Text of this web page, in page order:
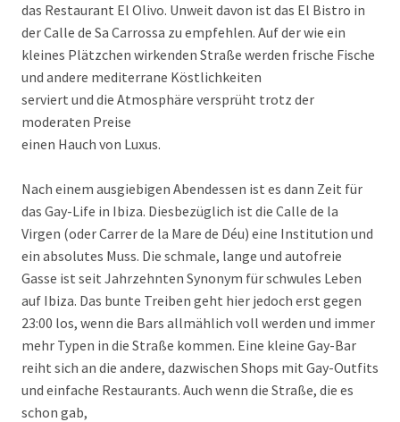
das Restaurant El Olivo. Unweit davon ist das El Bistro in
der Calle de Sa Carrossa zu empfehlen. Auf der wie ein
kleines Plätzchen wirkenden Straße werden frische Fische
und andere mediterrane Köstlichkeiten
serviert und die Atmosphäre versprüht trotz der
moderaten Preise
einen Hauch von Luxus.
Nach einem ausgiebigen Abendessen ist es dann Zeit für
das Gay-Life in Ibiza. Diesbezüglich ist die Calle de la
Virgen (oder Carrer de la Mare de Déu) eine Institution und
ein absolutes Muss. Die schmale, lange und autofreie
Gasse ist seit Jahrzehnten Synonym für schwules Leben
auf Ibiza. Das bunte Treiben geht hier jedoch erst gegen
23:00 los, wenn die Bars allmählich voll werden und immer
mehr Typen in die Straße kommen. Eine kleine Gay-Bar
reiht sich an die andere, dazwischen Shops mit Gay-Outfits
und einfache Restaurants. Auch wenn die Straße, die es
schon gab,